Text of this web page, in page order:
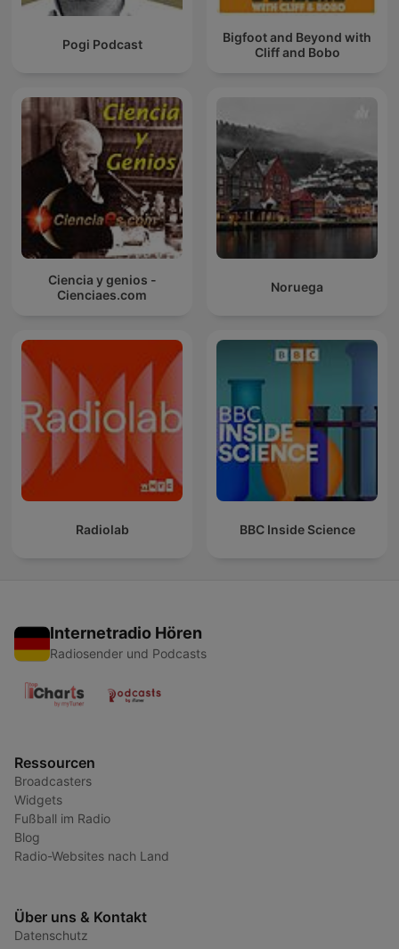
Pogi Podcast
Bigfoot and Beyond with
Cliff and Bobo
Ciencia y genios -
Cienciaes.com
Noruega
Radiolab BBC Inside Science
Internetradio Hören
Radiosender und Podcasts
Ressourcen
Broadcasters
Widgets
Fußball im Radio
Blog
Radio-Websites nach Land
Über uns & Kontakt
Datenschutz